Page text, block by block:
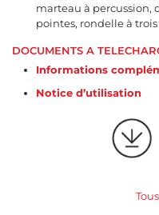
marteau à percussion,
pointes, rondelle à trois
DOCUMENTS A
Informations
Notice d’utilisation